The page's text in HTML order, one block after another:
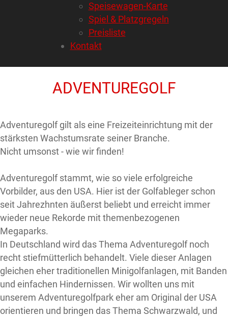
Speisewagen-Karte
Spiel & Platzgregeln
Preisliste
Kontakt
ADVENTUREGOLF
Adventuregolf gilt als eine Freizeiteinrichtung mit der
stärksten Wachstumsrate seiner Branche.
Nicht umsonst - wie wir finden!
Adventuregolf stammt, wie so viele erfolgreiche
Vorbilder, aus den USA. Hier ist der Golfableger schon
seit Jahrezhnten äußerst beliebt und erreicht immer
wieder neue Rekorde mit themenbezogenen
Megaparks.
In Deutschland wird das Thema Adventuregolf noch
recht stiefmütterlich behandelt. Viele dieser Anlagen
gleichen eher traditionellen Minigolfanlagen, mit Banden
und einfachen Hindernissen. Wir wollten uns mit
unserem Adventuregolfpark eher am Original der USA
orientieren und bringen das Thema Schwarzwald, und